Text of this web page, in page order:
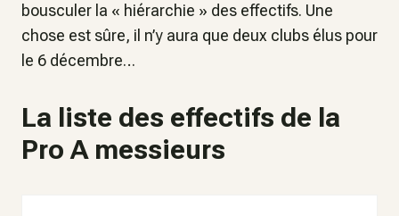
bousculer la « hiérarchie » des effectifs. Une
chose est sûre, il n’y aura que deux clubs élus pour
le 6 décembre…
La liste des effectifs de la
Pro A messieurs